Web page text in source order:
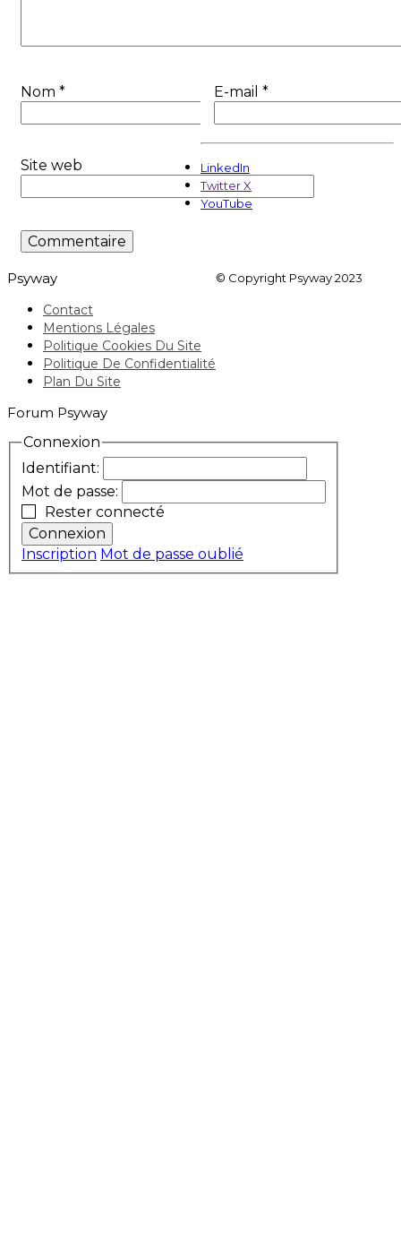
Nom * E-mail *
Site web
Psyway
Contact
Mentions Légales
Politique Cookies Du Site
Politique De Confidentialité
Plan Du Site
Forum Psyway
Connexion
Identifiant:
Mot de passe:
Rester connecté
Connexion
Inscription Mot de passe oublié
LinkedIn
Twitter X
YouTube
© Copyright Psyway 2023